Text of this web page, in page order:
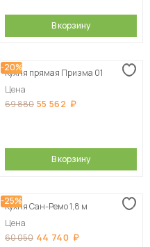
В корзину
-20%
Кухня прямая Призма 01
Цена
69 880 55 562
В корзину
-25%
Кухня Сан-Ремо 1,8 м
Цена
60 050 44 740